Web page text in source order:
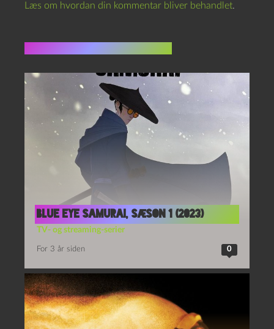
Læs om hvordan din kommentar bliver behandlet.
Blue eye samurai, sæson 1 (2023)
TV- og streaming-serier
For 3 år siden 0